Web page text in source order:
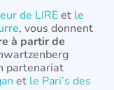
de LIREet le
, vous donnent
à partir de
partenariat
et le Pari’s des